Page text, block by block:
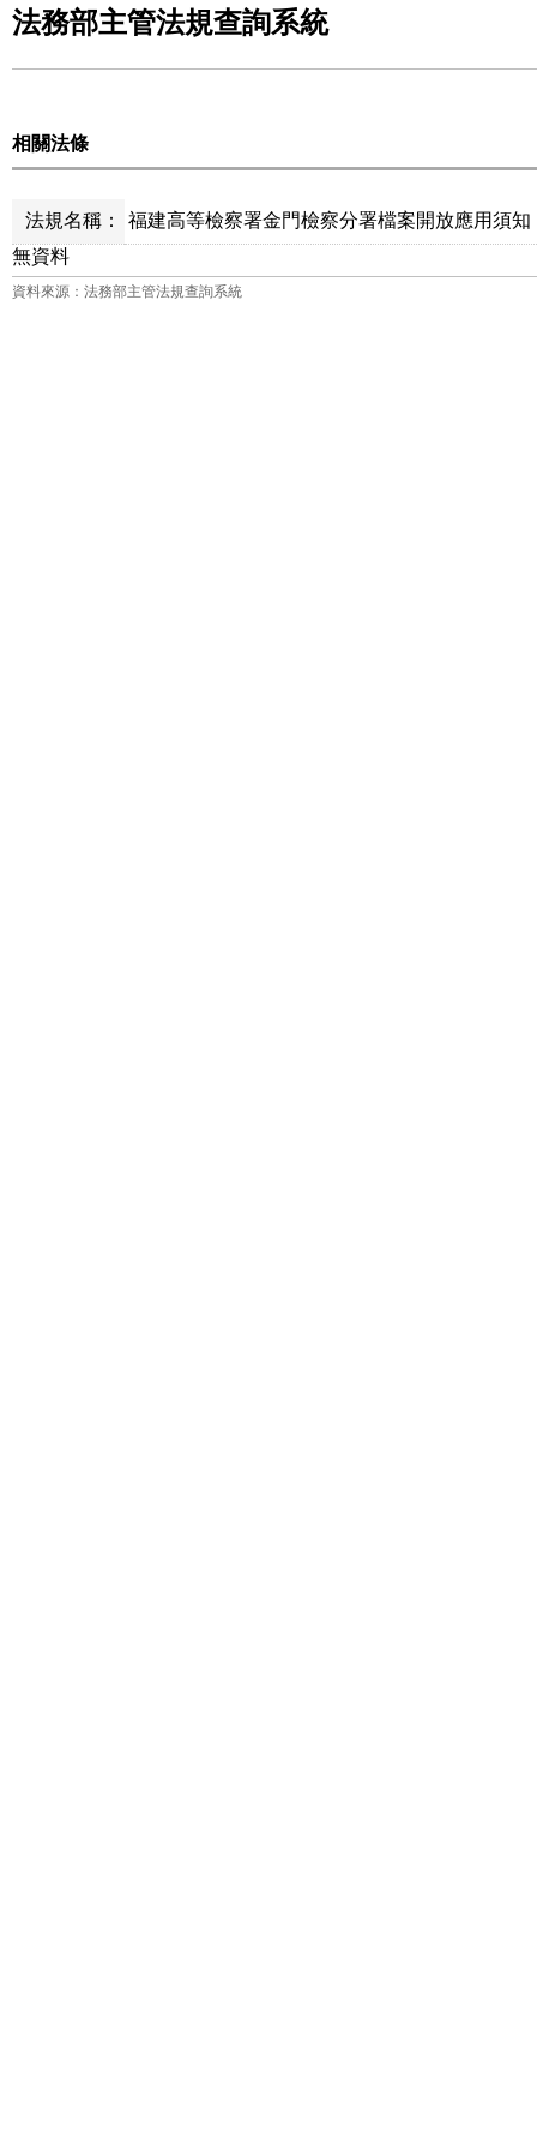
法務部主管法規查詢系統
相關法條
法規名稱：
福建高等檢察署金門檢察分署檔案開放應用須知
無資料
資料來源：法務部主管法規查詢系統